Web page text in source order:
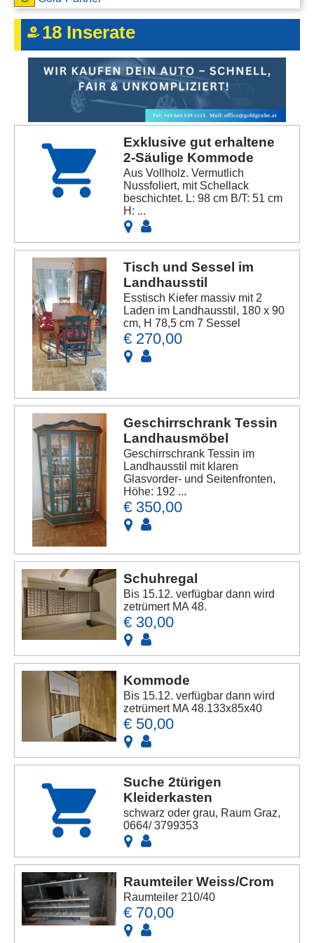
Kontakt
AGB, Nutzungsbedingungen
Impressum
18 Inserate
Exklusive gut erhaltene
2-Säulige Kommode
Aus Vollholz. Vermutlich
Nussfoliert, mit Schellack
beschichtet. L: 98 cm B/T: 51 cm
H: ...
Tisch und Sessel im
Landhausstil
Esstisch Kiefer massiv mit 2
Laden im Landhausstil, 180 x 90
cm, H 78,5 cm 7 Sessel
€ 270,00
Geschirrschrank Tessin
Landhausmöbel
Geschirrschrank Tessin im
Landhausstil mit klaren
Glasvorder- und Seitenfronten,
Höhe: 192 ...
€ 350,00
Schuhregal
Bis 15.12. verfügbar dann wird
zetrümert MA 48.
€ 30,00
Kommode
Bis 15.12. verfügbar dann wird
zetrümert MA 48.133x85x40
€ 50,00
Suche 2türigen
Kleiderkasten
schwarz oder grau, Raum Graz,
0664/ 3799353
Raumteiler Weiss/Crom
Raumteiler 210/40
€ 70,00